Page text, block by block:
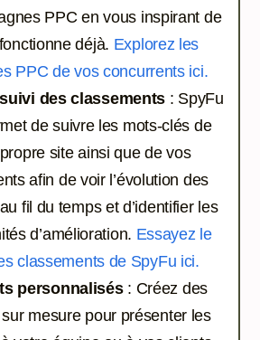
PPC en vous inspirant de
déjà. Explorez les
PPC de vos concurrents ici.
des classements : SpyFu
de suivre les mots-clés de
site ainsi que de vos
afin de voir l’évolution des
fil du temps et d’identifier les
d’amélioration. Essayez le
classements de SpyFu ici.
personnalisés: Créez des
mesure pour présenter les